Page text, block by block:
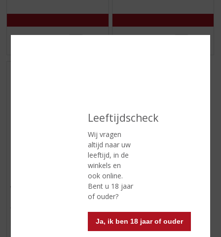
Leeftijdscheck
Wij vragen
altijd naar uw
leeftijd, in de
winkels en
ook online.
Bent u 18 jaar
of ouder?
Ja, ik ben 18 jaar of ouder
37.5 CL
Welsh Brothers Madeira
Voorraad (indien beperkt): 0